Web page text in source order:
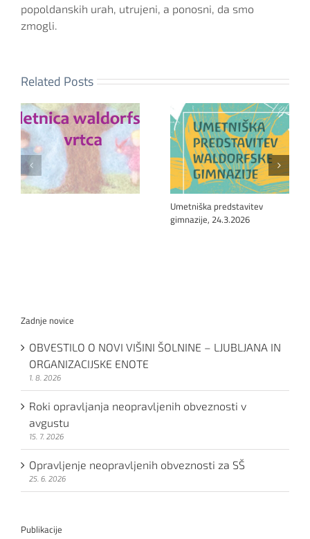
popoldanskih urah, utrujeni, a ponosni, da smo
zmogli.
Related Posts
Umetniška predstavitev
gimnazije, 24.3.2026
Zadnje novice
OBVESTILO O NOVI VIŠINI ŠOLNINE – LJUBLJANA IN
ORGANIZACIJSKE ENOTE
1. 8. 2026
Roki opravljanja neopravljenih obveznosti v
avgustu
15. 7. 2026
Opravljenje neopravljenih obveznosti za SŠ
25. 6. 2026
Publikacije